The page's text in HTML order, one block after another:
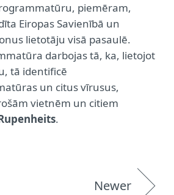
piemēram,
Eiropas Savienībā un
lietotāju visā pasaulē.
darbojas tā, ka, lietojot
tā identificē
un citus vīrusus,
vietnēm un citiem
.
Newer